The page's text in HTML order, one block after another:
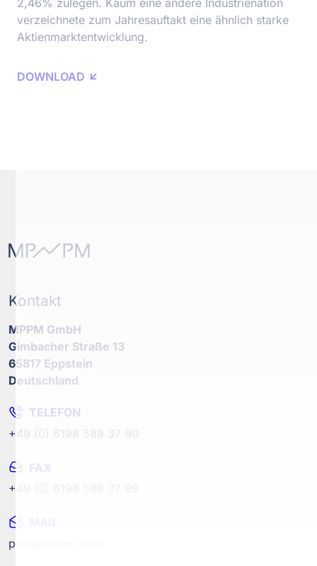
2,46% zulegen. Kaum eine andere Industrienation
verzeichnete zum Jahresauftakt eine ähnlich starke
Aktienmarktentwicklung.
DOWNLOAD
Kontakt
MPPM GmbH
Gimbacher Straße 13
65817 Eppstein
Deutschland
TELEFON
+49 (0) 6198 588 37 90
FAX
+49 (0) 6198 588 37 99
post@mppm.com